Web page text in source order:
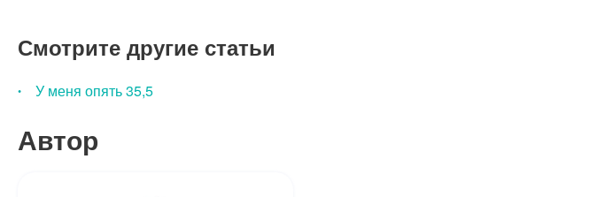
Смотрите другие статьи
У меня опять 35,5
Автор